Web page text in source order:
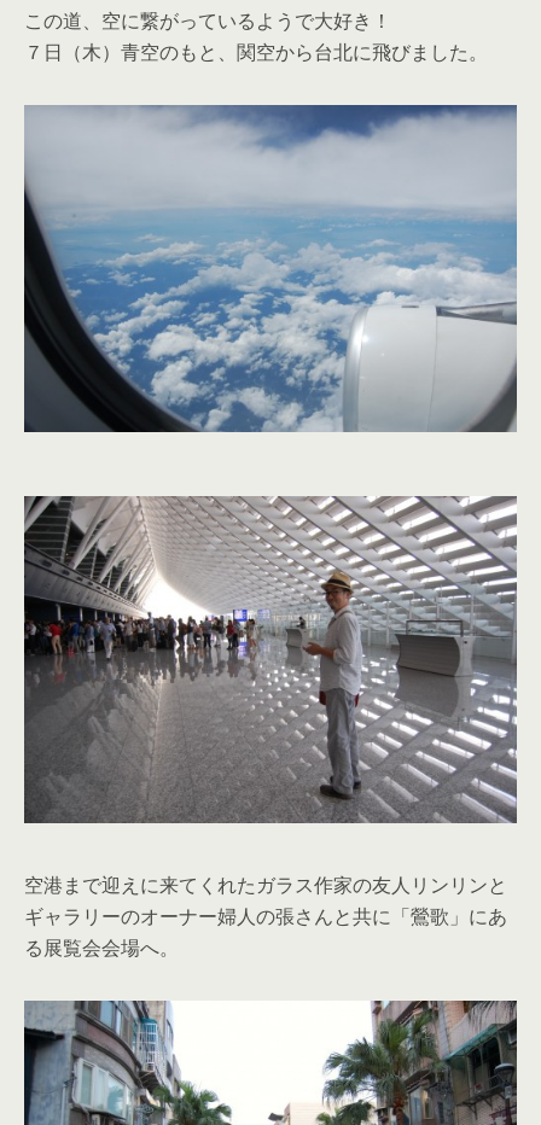
この道、空に繋がっているようで大好き！
７日（木）青空のもと、関空から台北に飛びました。
空港まで迎えに来てくれたガラス作家の友人リンリンと
ギャラリーのオーナー婦人の張さんと共に「鶯歌」にあ
る展覧会会場へ。